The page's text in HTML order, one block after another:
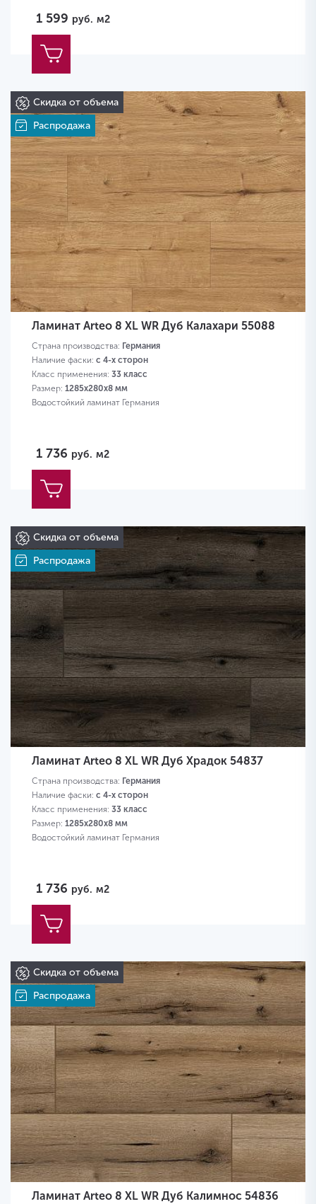
1 599 руб. м2
Скидка от объема
Распродажа
Ламинат Arteo 8 XL WR Дуб Калахари 55088
Страна производства: Германия
Наличие фаски: с 4-х сторон
Класс применения: 33 класс
Размер: 1285х280х8 мм
Водостойкий ламинат Германия
1 736 руб. м2
Скидка от объема
Распродажа
Ламинат Arteo 8 XL WR Дуб Храдок 54837
Страна производства: Германия
Наличие фаски: с 4-х сторон
Класс применения: 33 класс
Размер: 1285х280х8 мм
Водостойкий ламинат Германия
1 736 руб. м2
Скидка от объема
Распродажа
Ламинат Arteo 8 XL WR Дуб Калимнос 54836